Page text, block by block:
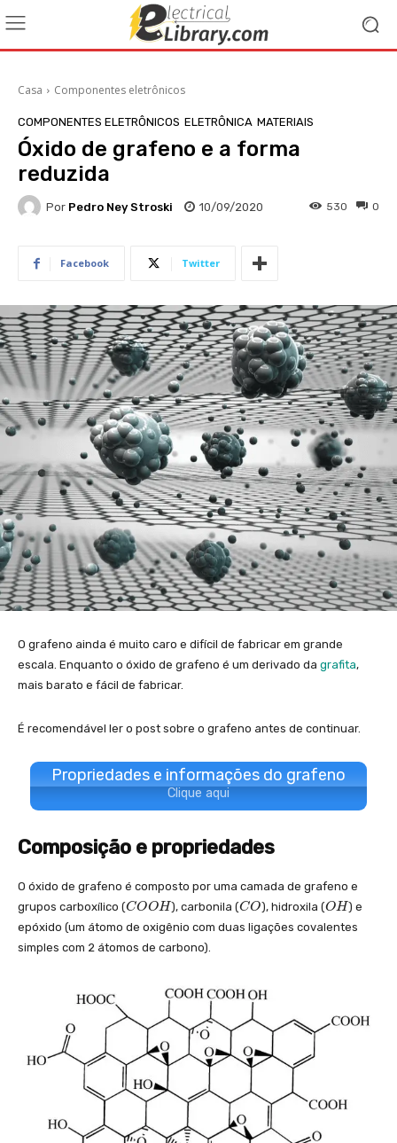
Casa Componentes eletrônicos
COMPONENTES ELETRÔNICOS ELETRÔNICA MATERIAIS
Óxido de grafeno e a forma
reduzida
Por Pedro Ney Stroski 10/09/2020 0
530
Facebook Twitter
O grafeno ainda é muito caro e difícil de fabricar em grande
escala. Enquanto o óxido de grafeno é um derivado da grafita,
mais barato e fácil de fabricar.
É recomendável ler o post sobre o grafeno antes de continuar.
Propriedades e informações do grafeno
Clique aqui
Composição e propriedades
O óxido de grafeno é composto por uma camada de grafeno e
grupos carboxílico (C
O
O
H
COOH), carbonila (C
O
CO), hidroxila (O
H
OH) e
epóxido (um átomo de oxigênio com duas ligações covalentes
simples com 2 átomos de carbono).